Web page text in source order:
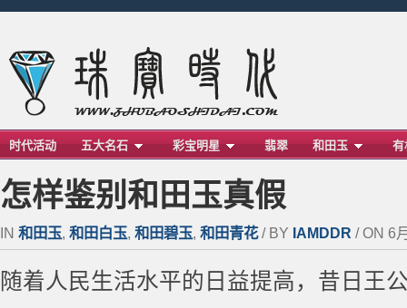
时代活动 五大名石 彩宝明星 翡翠 和田玉 有
怎样鉴别和田玉真假
IN 和田玉, 和田白玉, 和田碧玉, 和田青花/ BY IAMDDR / ON 6
随着人民生活水平的日益提高，昔日王